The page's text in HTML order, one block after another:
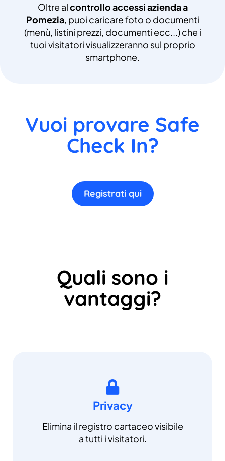
Oltre alcontrollo accessi azienda a
Pomezia, puoi caricare foto o documenti
(menù, listini prezzi, documenti ecc...) che i
tuoi visitatori visualizzeranno sul proprio
smartphone.
Vuoi provare Safe
Check In?
Registrati qui
Quali sono i
vantaggi?
Privacy
Elimina il registro cartaceo visibile
a tutti i visitatori.